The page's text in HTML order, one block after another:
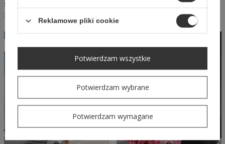
379,00 PLN
119,00 PLN
SELECT
Reklamowe pliki cookie
Potwierdzam wybrane
Potwierdzam wymagane
Potwierdzam wszystkie